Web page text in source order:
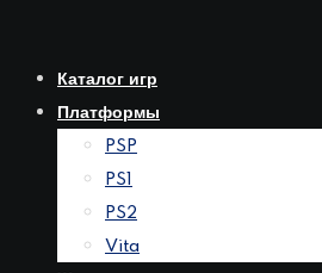
контентуКаталог игр
Платформы
PSP
PS1
PS2
Vita